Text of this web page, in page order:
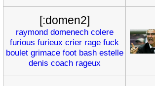
[:domen2]
raymond domenech colere
furious furieux crier rage fuck
boulet grimace foot bash estelle
denis coach rageux